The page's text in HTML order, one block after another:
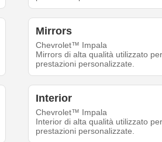
Mirrors
Chevrolet™ Impala
Mirrors di alta qualità utilizzato
prestazioni personalizzate.
Interior
Chevrolet™ Impala
Interior di alta qualità utilizzato
prestazioni personalizzate.